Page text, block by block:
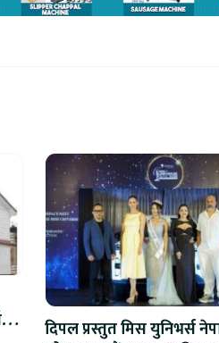
दिपल प्रस्तुत मिस युनिभर्स